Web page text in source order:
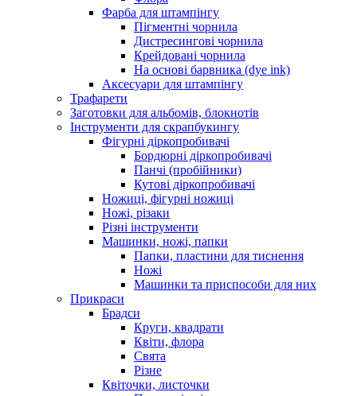
Фарба для штампінгу
Пігментні чорнила
Дистресингові чорнила
Крейдовані чорнила
На основі барвника (dye ink)
Аксесуари для штампінгу
Трафарети
Заготовки для альбомів, блокнотів
Інструменти для скрапбукингу
Фігурні діркопробивачі
Бордюрні діркопробивачі
Панчі (пробійники)
Кутові діркопробивачі
Ножиці, фігурні ножиці
Ножі, різаки
Різні інструменти
Машинки, ножі, папки
Папки, пластини для тиснення
Ножі
Машинки та приспособи для них
Прикраси
Брадси
Круги, квадрати
Квіти, флора
Свята
Різне
Квіточки, листочки